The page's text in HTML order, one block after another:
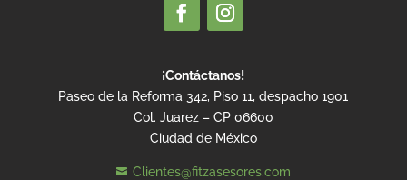
¡Contáctanos!
Paseo de la Reforma 342, Piso 11, despacho 1901
Col. Juarez – CP 06600
Ciudad de México
 Clientes@fitzasesores.com